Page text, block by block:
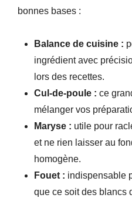
bonnes bases :
Balance de cuisine :
ingrédient avec
lors des recettes.
Cul-de-poule : ce
mélanger vos
Maryse : utile pour
et ne rien laisser au
homogène.
Fouet : indispensable
que ce soit des blancs